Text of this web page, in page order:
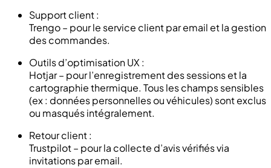
Support client :
Trengo – pour le service client par email et la gestion
des commandes.
Outils d’optimisation UX :
Hotjar – pour l’enregistrement des sessions et la
cartographie thermique. Tous les champs sensibles
(ex : données personnelles ou véhicules) sont exclus
ou masqués intégralement.
Retour client :
Trustpilot – pour la collecte d’avis vérifiés via
invitations par email.